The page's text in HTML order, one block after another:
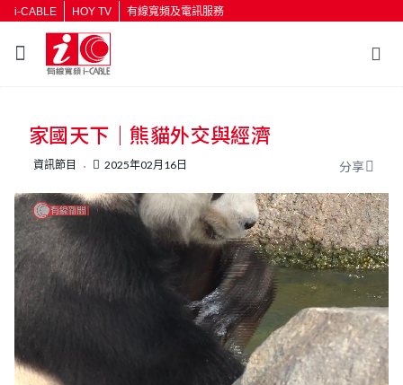
i-CABLE HOY TV 有線寬頻及電訊服務
返回
按輸入鍵開始搜尋
家國天下｜熊貓外交與經濟
資訊節目 2025年02月16日 分享